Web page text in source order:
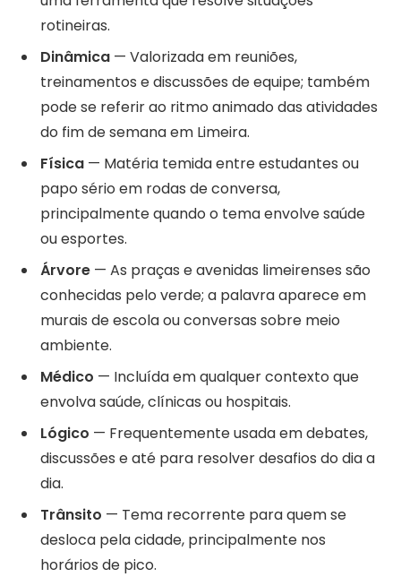
rotineiras.
Dinâmica — Valorizada em reuniões,
treinamentos e discussões de equipe; também
pode se referir ao ritmo animado das atividades
do fim de semana em Limeira.
Física — Matéria temida entre estudantes ou
papo sério em rodas de conversa,
principalmente quando o tema envolve saúde
ou esportes.
Árvore — As praças e avenidas limeirenses são
conhecidas pelo verde; a palavra aparece em
murais de escola ou conversas sobre meio
ambiente.
Médico — Incluída em qualquer contexto que
envolva saúde, clínicas ou hospitais.
Lógico — Frequentemente usada em debates,
discussões e até para resolver desafios do dia a
dia.
Trânsito — Tema recorrente para quem se
desloca pela cidade, principalmente nos
horários de pico.